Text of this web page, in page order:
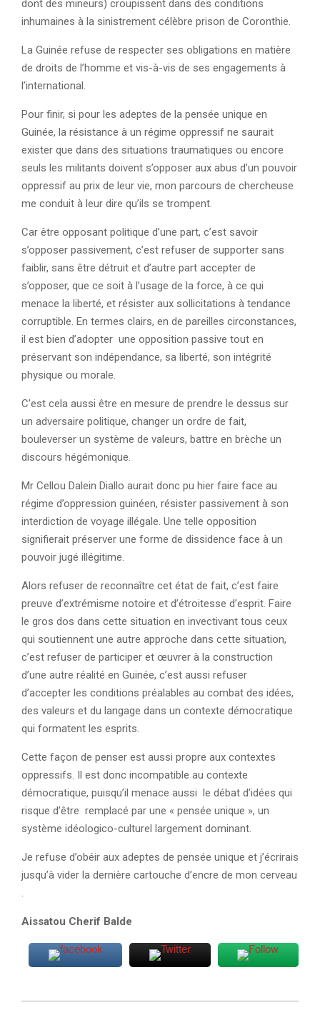
dont des mineurs) croupissent dans des conditions
inhumaines à la sinistrement célèbre prison de Coronthie.
La Guinée refuse de respecter ses obligations en matière
de droits de l’homme et vis-à-vis de ses engagements à
l’international.
Pour finir, si pour les adeptes de la pensée unique en
Guinée, la résistance à un régime oppressif ne saurait
exister que dans des situations traumatiques ou encore
seuls les militants doivent s’opposer aux abus d’un pouvoir
oppressif au prix de leur vie, mon parcours de chercheuse
me conduit à leur dire qu’ils se trompent.
Car être opposant politique d’une part, c’est savoir
s’opposer passivement, c’est refuser de supporter sans
faiblir, sans être détruit et d’autre part accepter de
s’opposer, que ce soit à l’usage de la force, à ce qui
menace la liberté, et résister aux sollicitations à tendance
corruptible. En termes clairs, en de pareilles circonstances,
il est bien d’adopter une opposition passive tout en
préservant son indépendance, sa liberté, son intégrité
physique ou morale.
C’est cela aussi être en mesure de prendre le dessus sur
un adversaire politique, changer un ordre de fait,
bouleverser un système de valeurs, battre en brèche un
discours hégémonique.
Mr Cellou Dalein Diallo aurait donc pu hier faire face au
régime d’oppression guinéen, résister passivement à son
interdiction de voyage illégale. Une telle opposition
signifierait préserver une forme de dissidence face à un
pouvoir jugé illégitime.
Alors refuser de reconnaître cet état de fait, c’est faire
preuve d’extrémisme notoire et d’étroitesse d’esprit. Faire
le gros dos dans cette situation en invectivant tous ceux
qui soutiennent une autre approche dans cette situation,
c’est refuser de participer et œuvrer à la construction
d’une autre réalité en Guinée, c’est aussi refuser
d’accepter les conditions préalables au combat des idées,
des valeurs et du langage dans un contexte démocratique
qui formatent les esprits.
Cette façon de penser est aussi propre aux contextes
oppressifs. Il est donc incompatible au contexte
démocratique, puisqu’il menace aussi le débat d’idées qui
risque d’être remplacé par une « pensée unique », un
système idéologico-culturel largement dominant.
Je refuse d’obéir aux adeptes de pensée unique et j’écrirais
jusqu’à vider la dernière cartouche d’encre de mon cerveau
.
Aissatou Cherif Balde